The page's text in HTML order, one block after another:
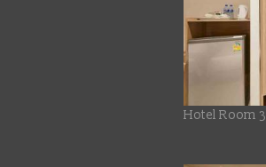
Hotel Room 3